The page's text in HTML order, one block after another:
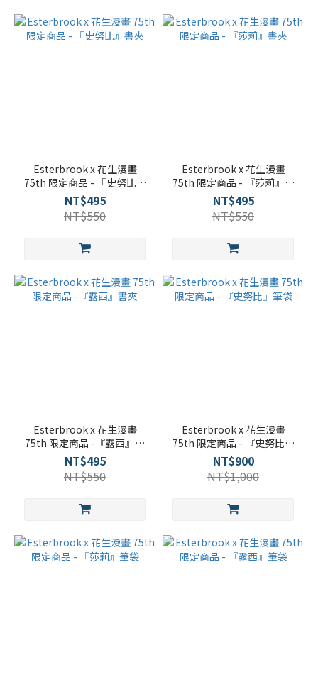
Esterbrook x 花生漫畫
75th 限定商品 - 『史努比』
書夾
NT$495
NT$550
Esterbrook x 花生漫畫
75th 限定商品 - 『莎莉』書
夾
NT$495
NT$550
Esterbrook x 花生漫畫
75th 限定商品 -『露西』書
夾
NT$495
NT$550
Esterbrook x 花生漫畫
75th 限定商品 - 『史努比』
筆袋
NT$900
NT$1,000